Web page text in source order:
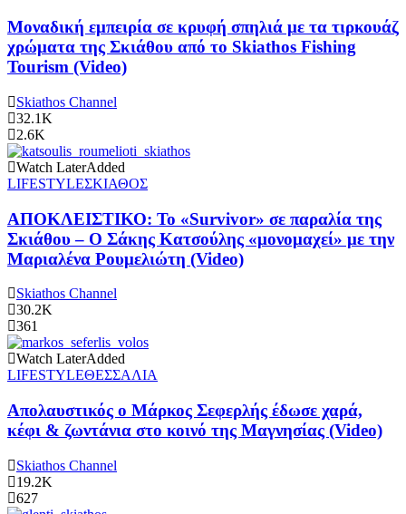
Μοναδική εμπειρία σε κρυφή σπηλιά με τα τιρκουάζ
χρώματα της Σκιάθου από το Skiathos Fishing
Tourism (Video)
Skiathos Channel
32.1K
2.6K
Watch LaterAdded
LIFESTYLEΣΚΙΑΘΟΣ
ΑΠΟΚΛΕΙΣΤΙΚΟ: Το «Survivor» σε παραλία της
Σκιάθου – Ο Σάκης Κατσούλης «μονομαχεί» με την
Μαριαλένα Ρουμελιώτη (Video)
Skiathos Channel
30.2K
361
Watch LaterAdded
LIFESTYLEΘΕΣΣΑΛΙΑ
Απολαυστικός ο Μάρκος Σεφερλής έδωσε χαρά,
κέφι & ζωντάνια στο κοινό της Μαγνησίας (Video)
Skiathos Channel
19.2K
627